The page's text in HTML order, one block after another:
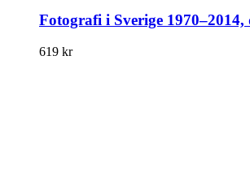
Fotografi i Sverige 1970–2014,
619 kr